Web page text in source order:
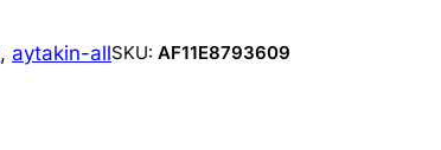
SKU: AF11E8793609
, aytakin-all